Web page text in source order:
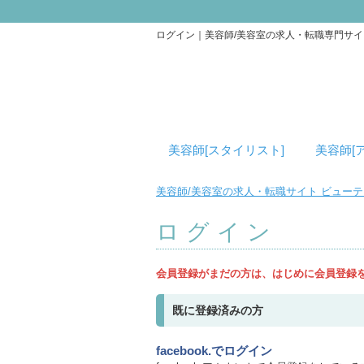
ログイン｜美容師/美容室の求人・転職専門サ
美容師[スタイリスト] 美容師[
美容師/美容室の求人・転職サイト ビュー
ログイン
会員登録がまだの方は、はじめに会員登録
既に登録済みの方
facebook.でログイン